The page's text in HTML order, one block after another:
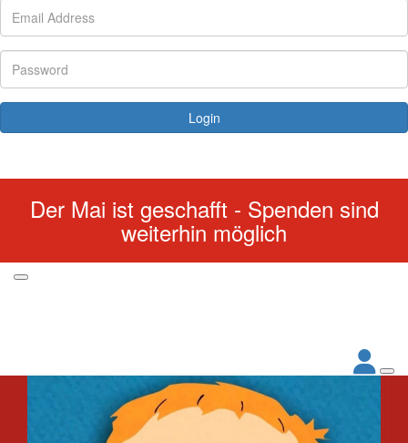
Login
Der Mai ist geschafft - Spenden sind
weiterhin möglich